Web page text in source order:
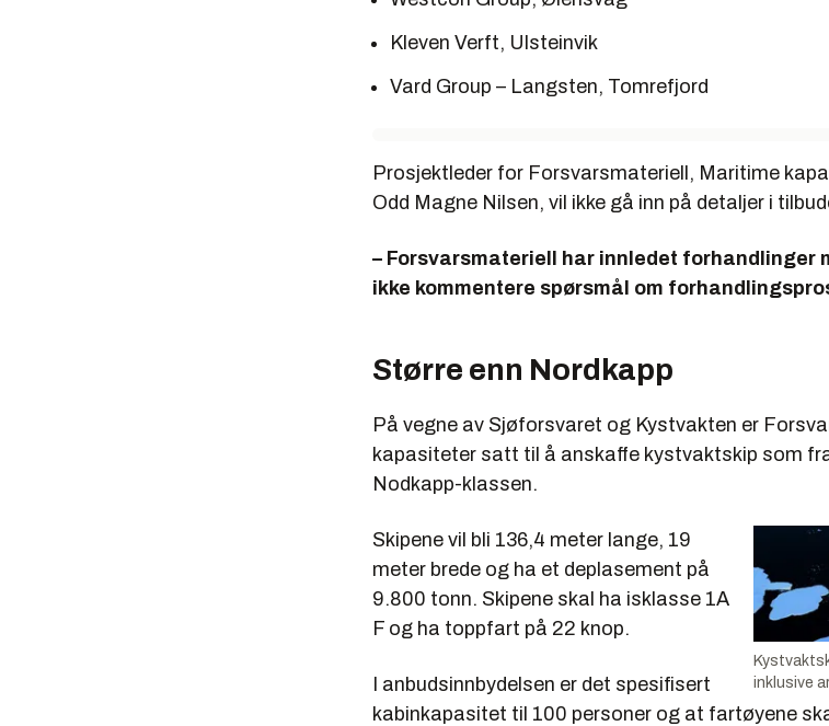
Kleven Verft, Ulsteinvik
Vard Group – Langsten, Tomrefjord
Prosjektleder for Forsvarsmateriell, Maritime
Odd Magne Nilsen, vil ikke gå inn på detaljer i
– Forsvarsmateriell har innledet forhandlinger
ikke kommentere spørsmål om
Større enn Nordkapp
På vegne av Sjøforsvaret og Kystvakten er
kapasiteter satt til å anskaffe kystvaktskip som
Nodkapp-klassen.
inklusive
Skipene vil bli 136,4 meter lange, 19
meter brede og ha et deplasement på
9.800 tonn. Skipene skal ha isklasse 1A
F og ha toppfart på 22 knop.
I anbudsinnbydelsen er det spesifisert
kabinkapasitet til 100 personer og at fartøyene